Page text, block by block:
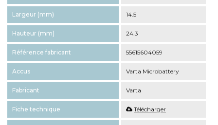
Largeur (mm) 14.5
Hauteur (mm) 24.3
Référence fabricant 55615604059
Accus Varta Microbattery
Fabricant Varta
Fiche technique Télécharger